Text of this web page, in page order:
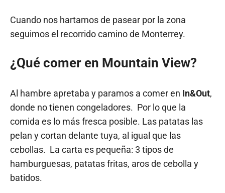
Cuando nos hartamos de pasear por la zona
seguimos el recorrido camino de Monterrey.
¿Qué comer en Mountain View?
Al hambre apretaba y paramos a comer en In&Out,
donde no tienen congeladores. Por lo que la
comida es lo más fresca posible. Las patatas las
pelan y cortan delante tuya, al igual que las
cebollas. La carta es pequeña: 3 tipos de
hamburguesas, patatas fritas, aros de cebolla y
batidos.